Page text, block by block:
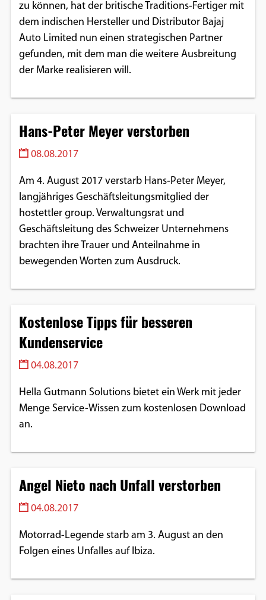
zu können, hat der britische Traditions-Fertiger mit
dem indischen Hersteller und Distributor Bajaj
Auto Limited nun einen strategischen Partner
gefunden, mit dem man die weitere Ausbreitung
der Marke realisieren will.
Hans-Peter Meyer verstorben
08.08.2017
Am 4. August 2017 verstarb Hans-Peter Meyer,
langjähriges Geschäftsleitungsmitglied der
hostettler group. Verwaltungsrat und
Geschäftsleitung des Schweizer Unternehmens
brachten ihre Trauer und Anteilnahme in
bewegenden Worten zum Ausdruck.
Kostenlose Tipps für besseren
Kundenservice
04.08.2017
Hella Gutmann Solutions bietet ein Werk mit jeder
Menge Service-Wissen zum kostenlosen Download
an.
Angel Nieto nach Unfall verstorben
04.08.2017
Motorrad-Legende starb am 3. August an den
Folgen eines Unfalles auf Ibiza.